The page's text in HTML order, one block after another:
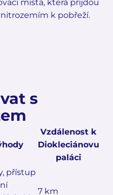
místa, která přijdou
k pobřeží.
s
Vzdálenost k
Diokleciánovu
paláci
přístup
7 km